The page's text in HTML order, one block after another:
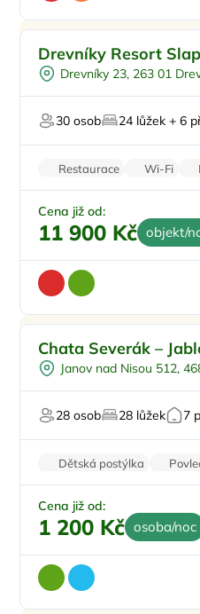
Vnitřní bazén
Pro skupiny
Sauna
Drevníky Resort
Drevníky 23, 263 01
30 osob 24 lůžek + 6
Restaurace Wi-Fi
Balkon/terasa
Cena již od:
11 900 Kč objekt/
Polopenze
U lyžařského střediska
Pro majitele mazlíčků
Chata Severák –
Janov nad Nisou 512,
28 osob 28 lůžek 7
Dětská postýlka
Pračka
Cena již od:
1 200 Kč osoba/noc